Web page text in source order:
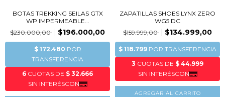
BOTAS TREKKING SEILAS GTX
WP IMPERMEABLE...
$230.000,00
$196.000,00
ZAPATILLAS SHOES LYNX ZERO
WG5 DC
$159.999,00
$134.999,00
AGREGAR AL CARRITO